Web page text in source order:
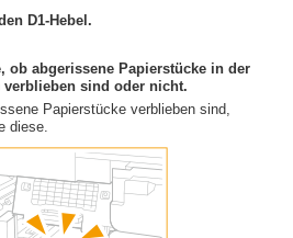
D1-Hebel.
ob abgerissene Papierstücke in der
verblieben sind oder nicht.
Papierstücke verblieben sind,
diese.